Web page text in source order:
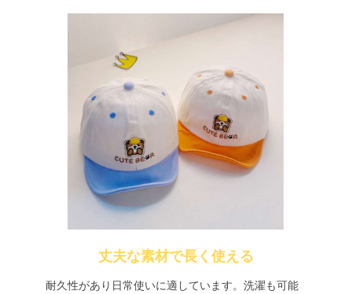
丈夫な素材で長く使える
耐久性があり日常使いに適しています。洗濯も可能